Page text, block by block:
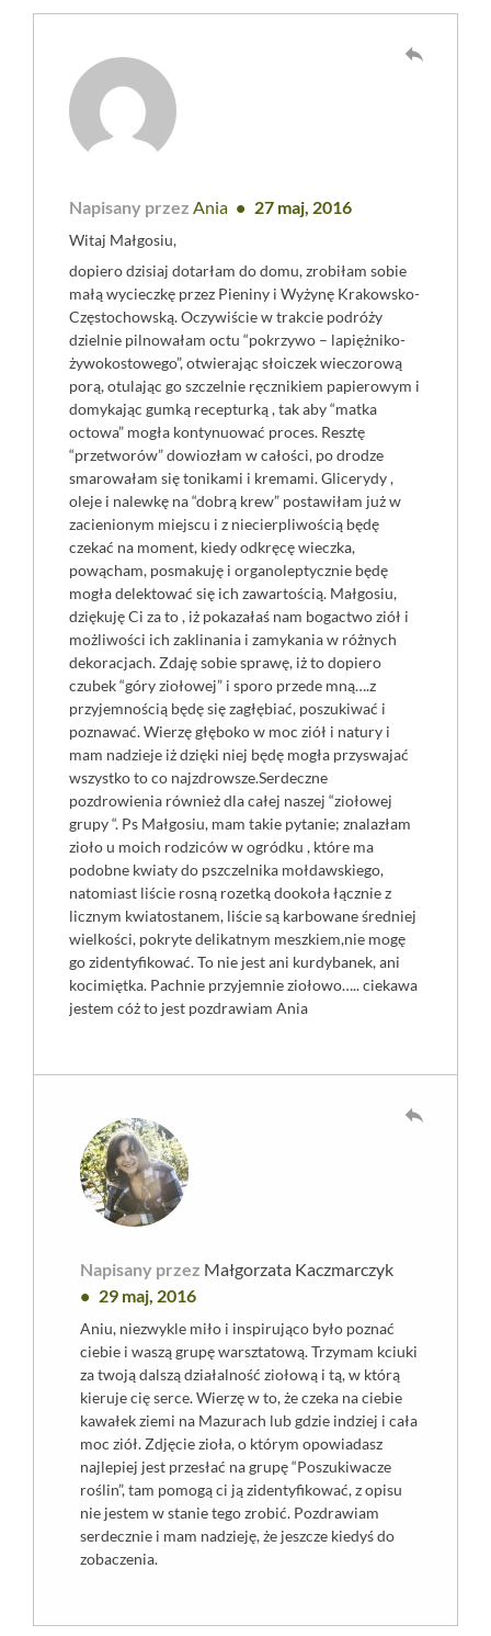
Napisany przez Ania 27 maj, 2016
Witaj Małgosiu,
dopiero dzisiaj dotarłam do domu, zrobiłam sobie
małą wycieczkę przez Pieniny i Wyżynę Krakowsko-
Częstochowską. Oczywiście w trakcie podróży
dzielnie pilnowałam octu “pokrzywo – lapiężniko-
żywokostowego”, otwierając słoiczek wieczorową
porą, otulając go szczelnie ręcznikiem papierowym i
domykając gumką recepturką , tak aby “matka
octowa” mogła kontynuować proces. Resztę
“przetworów” dowiozłam w całości, po drodze
smarowałam się tonikami i kremami. Glicerydy ,
oleje i nalewkę na “dobrą krew” postawiłam już w
zacienionym miejscu i z niecierpliwością będę
czekać na moment, kiedy odkręcę wieczka,
powącham, posmakuję i organoleptycznie będę
mogła delektować się ich zawartością. Małgosiu,
dziękuję Ci za to , iż pokazałaś nam bogactwo ziół i
możliwości ich zaklinania i zamykania w różnych
dekoracjach. Zdaję sobie sprawę, iż to dopiero
czubek “góry ziołowej” i sporo przede mną….z
przyjemnością będę się zagłębiać, poszukiwać i
poznawać. Wierzę głęboko w moc ziół i natury i
mam nadzieje iż dzięki niej będę mogła przyswajać
wszystko to co najzdrowsze.Serdeczne
pozdrowienia również dla całej naszej “ziołowej
grupy “. Ps Małgosiu, mam takie pytanie; znalazłam
zioło u moich rodziców w ogródku , które ma
podobne kwiaty do pszczelnika mołdawskiego,
natomiast liście rosną rozetką dookoła łącznie z
licznym kwiatostanem, liście są karbowane średniej
wielkości, pokryte delikatnym meszkiem,nie mogę
go zidentyfikować. To nie jest ani kurdybanek, ani
kocimiętka. Pachnie przyjemnie ziołowo….. ciekawa
jestem cóż to jest pozdrawiam Ania
reply
Napisany przez Małgorzata Kaczmarczyk
29 maj, 2016
Aniu, niezwykle miło i inspirująco było poznać
ciebie i waszą grupę warsztatową. Trzymam kciuki
za twoją dalszą działalność ziołową i tą, w którą
kieruje cię serce. Wierzę w to, że czeka na ciebie
kawałek ziemi na Mazurach lub gdzie indziej i cała
moc ziół. Zdjęcie zioła, o którym opowiadasz
najlepiej jest przesłać na grupę “Poszukiwacze
roślin”, tam pomogą ci ją zidentyfikować, z opisu
nie jestem w stanie tego zrobić. Pozdrawiam
serdecznie i mam nadzieję, że jeszcze kiedyś do
zobaczenia.
reply